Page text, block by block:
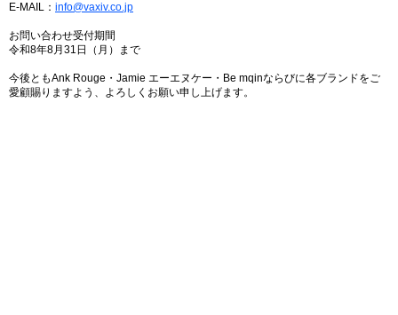
E-MAIL： info@vaxiv.co.jp
お問い合わせ受付期間
令和8年8月31日（月）まで
今後ともAnk Rouge・Jamie エーエヌケー・Be mqinならびに各ブランドをご
愛顧賜りますよう、よろしくお願い申し上げます。